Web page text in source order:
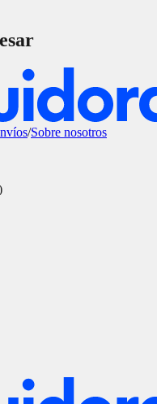
/Sobre nosotros